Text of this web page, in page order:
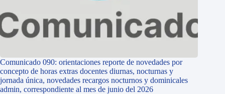
Comunicado 090: orientaciones reporte de novedades por
concepto de horas extras docentes diurnas, nocturnas y
jornada única, novedades recargos nocturnos y dominicales
admin, correspondiente al mes de junio del 2026